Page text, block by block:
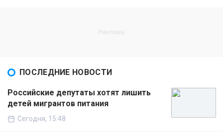
ПОСЛЕДНИЕ НОВОСТИ
Российские депутаты хотят лишить
детей мигрантов питания
Сегодня, 15:48